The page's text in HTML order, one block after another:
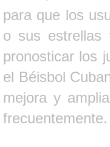
para que los
o sus estrellas
pronosticar los
el Béisbol
mejora y
frecuentemente.